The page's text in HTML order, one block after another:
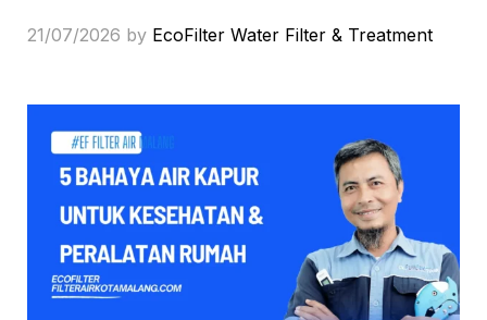
21/07/2026 by EcoFilter Water Filter & Treatment